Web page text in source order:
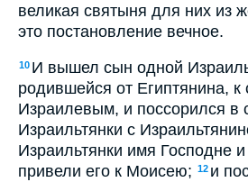
великая святыня для них из
это постановление вечное.
10 И вышел сын одной
родившейся от Египтянина,
Израилевым, и поссорился в
Израильтянки с
Израильтянки имя Господне
привели его к Моисею; 12 и